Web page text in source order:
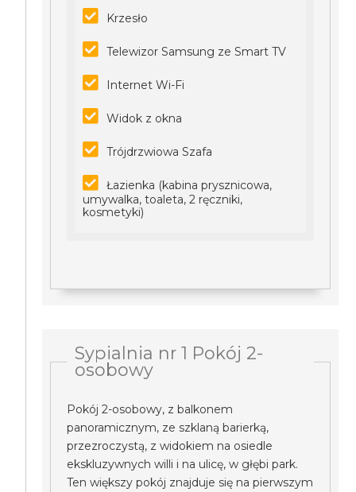
Krzesło
Telewizor Samsung ze Smart TV
Internet Wi-Fi
Widok z okna
Trójdrzwiowa Szafa
Łazienka (kabina prysznicowa,
umywalka, toaleta, 2 ręczniki,
kosmetyki)
Sypialnia nr 1 Pokój 2-
osobowy
Pokój 2-osobowy, z balkonem
panoramicznym, ze szklaną barierką,
przezroczystą, z widokiem na osiedle
ekskluzywnych willi i na ulicę, w głębi park.
Ten większy pokój znajduje się na pierwszym